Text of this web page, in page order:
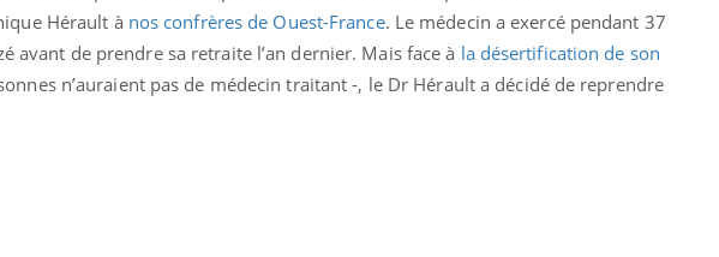
Hérault à nos confrères de Ouest-France. Le médecin a exercé pendant 37
avant de prendre sa retraite l’an dernier. Mais face à la désertification de son
n’auraient pas de médecin traitant -, le Dr Hérault a décidé de reprendre
d'autres non ! D'un côté, poser des
questions sur la maladie d'un proche c'est
montrer ...
même alopécie… Les symptômes de la
carence en fer sont multiples ce qui la rend
...